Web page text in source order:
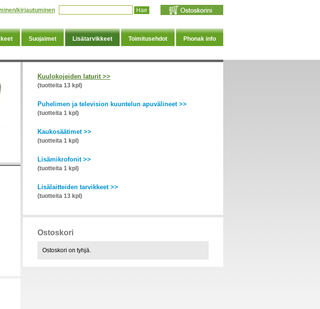
kirjautuminen
Suojaimet Lisätarvikkeet Toimitusehdot Phonak info
Kuulokojeiden laturit >>
(tuotteita 13 kpl)
Puhelimen ja television kuuntelun apuvälineet >>
(tuotteita 1 kpl)
Kaukosäätimet >>
(tuotteita 1 kpl)
Lisämikrofonit >>
(tuotteita 1 kpl)
Lisälaitteiden tarvikkeet >>
(tuotteita 13 kpl)
Ostoskori
Ostoskori on tyhjä.